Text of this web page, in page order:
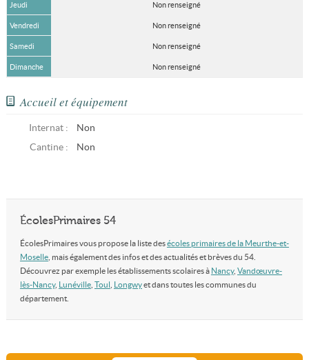
Jeudi Non renseigné
Vendredi Non renseigné
Samedi Non renseigné
Dimanche Non renseigné
Accueil et équipement
Internat :
Non
Cantine :
Non
ÉcolesPrimaires 54
ÉcolesPrimaires vous propose la liste desécoles primaires de la Meurthe-et-
Moselle, mais également des infos et des actualités et brèves du 54.
Découvrez par exemple les établissements scolaires à Nancy, Vandœuvre-
lès-Nancy, Lunéville, Toul Longwyet dans toutes les communes du
département.